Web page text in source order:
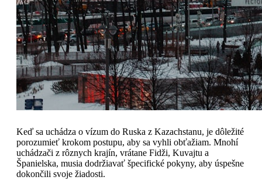
Keď sa uchádza o vízum do Ruska z Kazachstanu, je dôležité
porozumieť krokom postupu, aby sa vyhli obťažiam. Mnohí
uchádzači z rôznych krajín, vrátane Fidži, Kuvajtu a
Španielska, musia dodržiavať špecifické pokyny, aby úspešne
dokončili svoje žiadosti.